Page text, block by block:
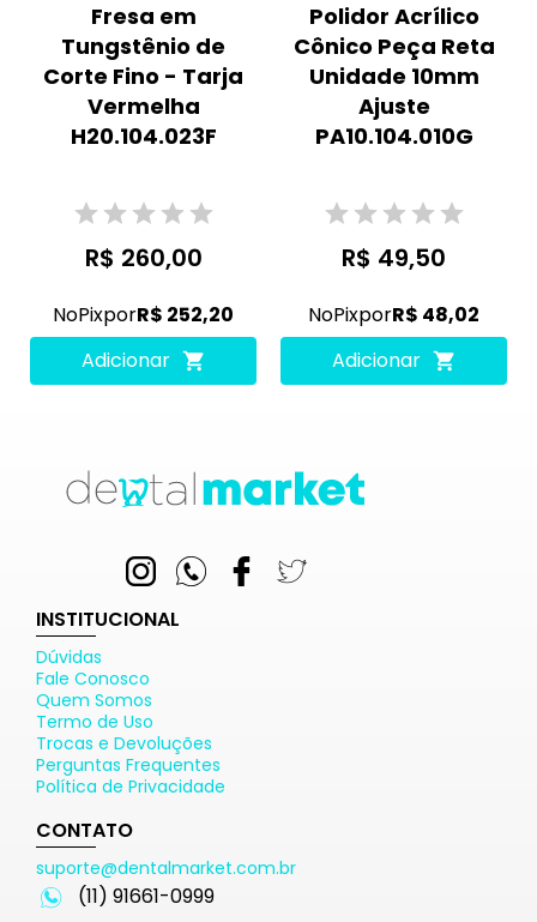
Fresa em
Tungstênio de
Corte Fino - Tarja
Vermelha
H20.104.023F
R$ 260,00
NoPixporR$ 252,20
Adicionar
Polidor Acrílico
Cônico Peça Reta
Unidade 10mm
Ajuste
PA10.104.010G
R$ 49,50
NoPixporR$ 48,02
Adicionar
INSTITUCIONAL
Dúvidas
Fale Conosco
Quem Somos
Termo de Uso
Trocas e Devoluções
Perguntas Frequentes
Política de Privacidade
CONTATO
suporte@dentalmarket.com.br
(11) 91661-0999